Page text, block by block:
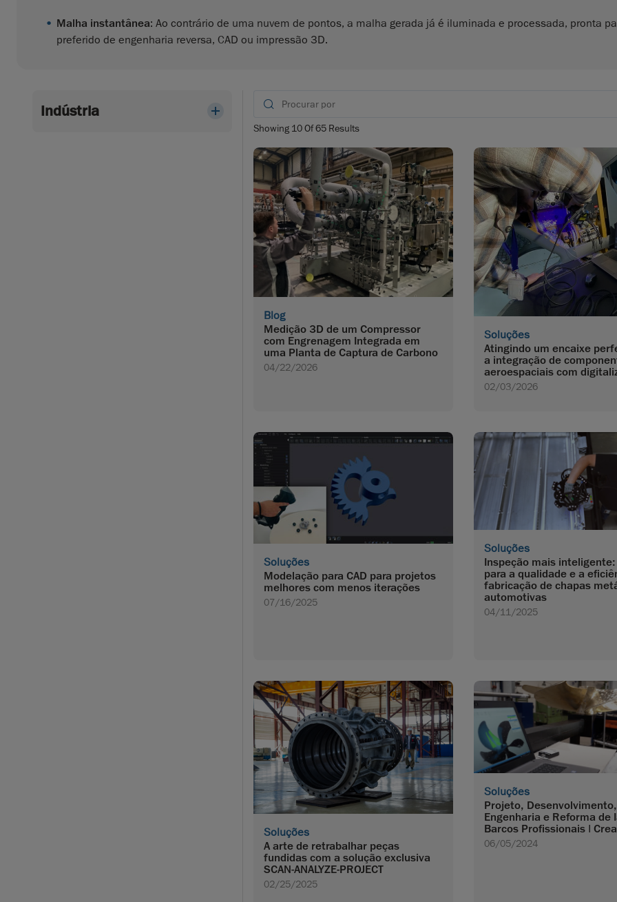
Malha instantânea: Ao contrário de uma nuvem de pontos, a malha gerada já é iluminada e processada, pronta
preferido de engenharia reversa, CAD ou impressão 3D.
Indústria
Showing 10Of65 Results
Blog
Medição 3D de um Compressor
com Engrenagem Integrada em
uma Planta de Captura de Carbono
04/22/2026
Soluções
Atingindo um encaixe
a integração de
aeroespaciais com
02/03/2026
Soluções
Modelação para CAD para projetos
melhores com menos iterações
07/16/2025
Soluções
Inspeção mais inteligente:
para a qualidade e a
fabricação de chapas
automotivas
04/11/2025
Soluções
A arte de retrabalhar peças
fundidas com a solução exclusiva
SCAN-ANALYZE-PROJECT
02/25/2025
Soluções
Projeto, Desenvolvimento,
Engenharia e Reforma de
Barcos Profissionais |
06/05/2024